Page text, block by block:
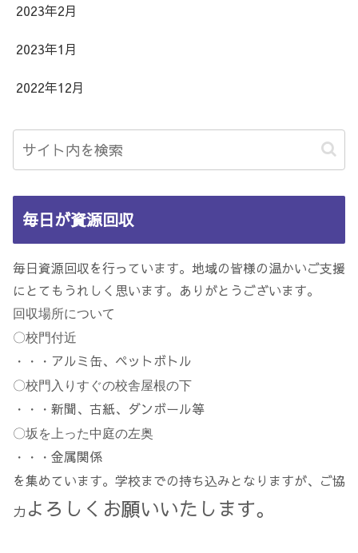
2023年2月
2023年1月
2022年12月
毎日が資源回収
毎日資源回収を行っています。地域の皆様の温かいご支援
にとてもうれしく思います。ありがとうございます。
回収場所について
〇校門付近
・・・ アルミ缶、ペットボトル
〇校門入りすぐの校舎屋根の下
・・・ 新聞、古紙、ダンボール等
〇坂を上った中庭の左奥
・・・ 金属関係
を集めています。学校までの持ち込みとなりますが、ご協
力 よろしくお願いいたします。